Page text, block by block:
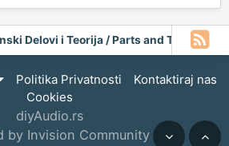
Delovi i Teorija / Parts and Theory
Politika Privatnosti
Kontaktiraj nas
Cookies
diyAudio.rs
by Invision Community